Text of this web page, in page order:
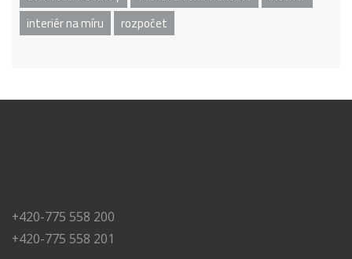
interiér na míru
rozpočet
+420-775 558 200
+420-775 558 201